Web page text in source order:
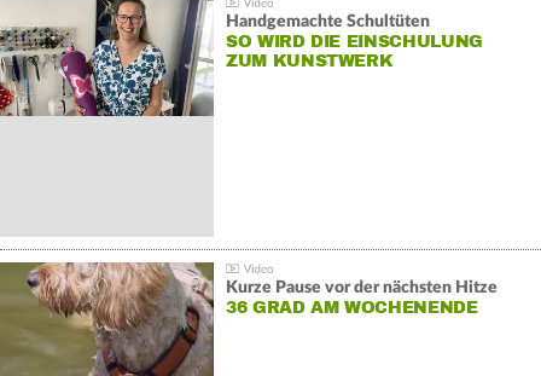
Handgemachte Schultüten
SO WIRD DIE EINSCHULUNG
ZUM KUNSTWERK
Kurze Pause vor der nächsten Hitze
36 GRAD AM WOCHENENDE